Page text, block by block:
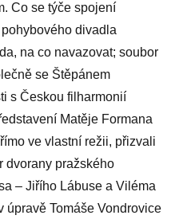
Co se týče spojení
divadla
na co navazovat; soubor
se Štěpánem
s Českou filharmonií
Matěje Formana
ve vlastní režii, přizvali
dvorany pražského
– Jiřího Lábuse a Viléma
úpravě Tomáše Vondrovice